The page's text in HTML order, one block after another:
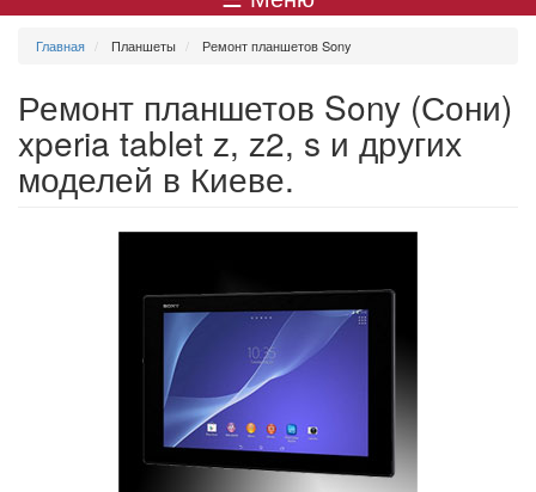
меню
Главная Планшеты Ремонт планшетов Sony
Ремонт планшетов Sony (Сони)
xperia tablet z, z2, s и других
моделей в Киеве.